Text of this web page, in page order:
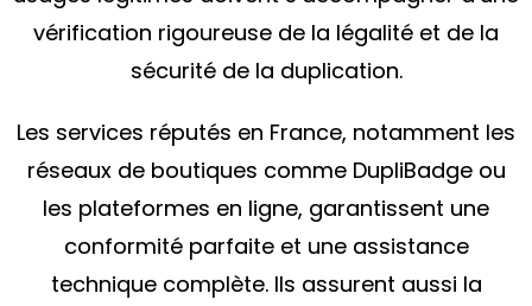
vérification rigoureuse de la légalité et de la
sécurité de la duplication.
Les services réputés en France, notamment les
réseaux de boutiques comme DupliBadge ou
les plateformes en ligne, garantissent une
conformité parfaite et une assistance
technique complète. Ils assurent aussi la